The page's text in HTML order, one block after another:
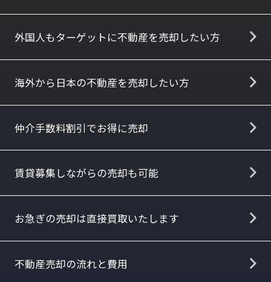
外国人もターゲットに不動産を売却したい方
海外から日本の不動産を売却したい方
仲介手数料割引でお得に売却
賃貸募集しながらの売却も可能
お急ぎの売却は直接買取いたします
不動産売却の流れと費用